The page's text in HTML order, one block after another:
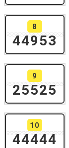
8
44953
9
25525
10
44444